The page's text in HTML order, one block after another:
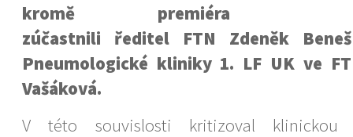
kromě premiéra
zúčastnili ředitel FTN Zdeněk
Pneumologické kliniky 1. LF UK ve
Vašáková.
V této souvislosti kritizoval klinickou